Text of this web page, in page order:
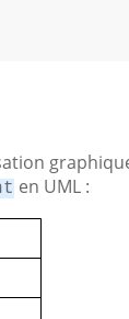
en UML :